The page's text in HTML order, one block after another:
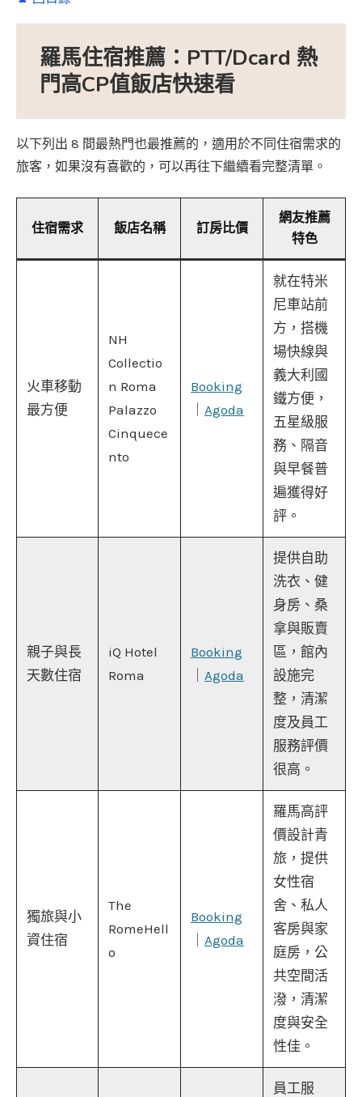
羅馬住宿推薦：PTT/Dcard 熱
門高CP值飯店快速看
以下列出 8 間最熱門也最推薦的，適用於不同住宿需求的
旅客，如果沒有喜歡的，可以再往下繼續看完整清單。
住宿需求 飯店名稱 訂房比價
網友推薦
特色
火車移動
最方便
NH
Collectio
n Roma
Palazzo
Cinquece
nto
Booking
Agoda
就在特米
尼車站前
方，搭機
場快線與
義大利國
鐵方便，
五星級服
務、隔音
與早餐普
遍獲得好
評。
親子與長
天數住宿
iQ Hotel
Roma
Booking
Agoda
提供自助
洗衣、健
身房、桑
拿與販賣
區，館內
設施完
整，清潔
度及員工
服務評價
很高。
獨旅與小
資住宿
The
RomeHell
o
Booking
Agoda
羅馬高評
價設計青
旅，提供
女性宿
舍、私人
客房與家
庭房，公
共空間活
潑，清潔
度與安全
性佳。
員工服